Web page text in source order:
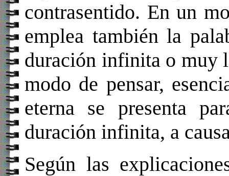
contrasentido. En un
emplea también la
duración infinita o muy
modo de pensar,
eterna se presenta
duración infinita, a
Según las